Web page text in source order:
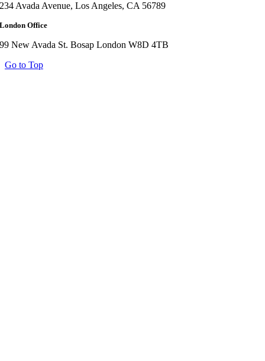
234 Avada Avenue, Los Angeles, CA 56789
London Office
99 New Avada St. Bosap London W8D 4TB
Go to Top